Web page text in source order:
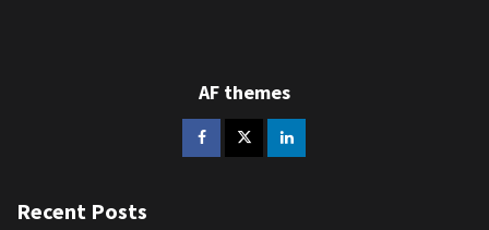
AF themes
Recent Posts